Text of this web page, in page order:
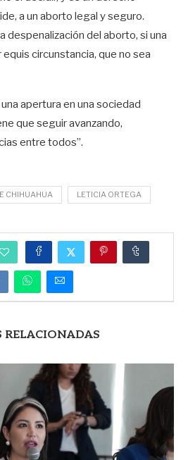
a un aborto legal y seguro.
despenalización del aborto, si una
circunstancia, que no sea
apertura en una sociedad
que seguir avanzando,
entre todos”.
CHIHUAHUA LETICIA ORTEGA
RELACIONADAS